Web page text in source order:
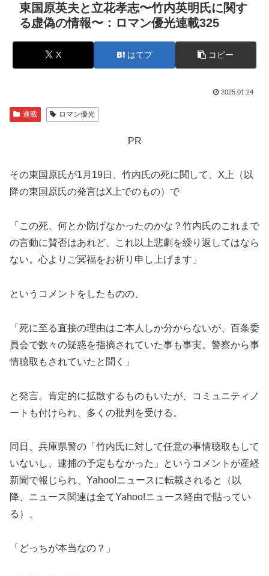
東国原英夫と立花孝志〜竹内英明氏に関す
る虚偽の情報〜：ロマン優光連載325
X はてブ コピー
2025.01.24
連載 ロマン優光
PR
その東国原氏が1月19日、竹内氏の死に関して、X上（以
降の東国原氏の発言はX上でのもの）で
「この死、何とか防げなかったのかな？竹内氏のこれまで
の言動に賛否はあれど、これ以上悲劇を繰り返してはなら
ない。心よりご冥福をお祈り申し上げます」
というコメントをしたものの、
「死に至る直接の理由はご本人しか分からないが、百条委
員会で数々の疑惑を指摘されていた事も事実。警察から事
情聴取もされていたと聞く」
と発言。肯定的に拡散するものもいたが、コミュニティノ
ートも付けられ、多くの批判を受ける。
同日、兵庫県警の「竹内氏に対して任意の事情聴取もして
いないし、逮捕の予定もなかった」というコメントが産経
新聞で報じられ、Yahoo!ニュースに転載されると（以
降、ニュース関連は全てYahoo!ニュース経由で貼ってい
る）、
「どっちが本当なの？」